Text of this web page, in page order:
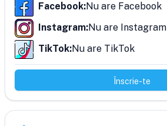
Facebook:Nu are Facebook
Instagram:Nu are Instagram
TikTok:Nu are TikTok
Înscrie-te